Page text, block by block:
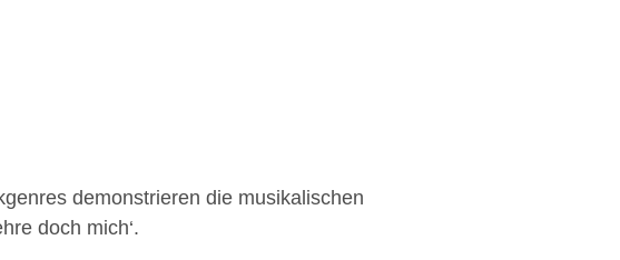
demonstrieren die musikalischen
doch mich‘.